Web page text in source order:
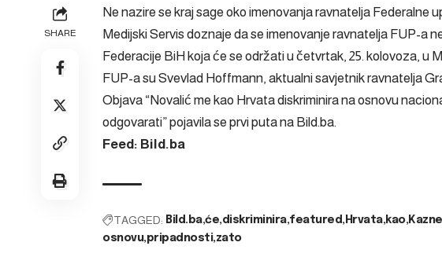
SHARE
Ne nazire se kraj sage oko imenovanja ravnatelja Federalne
Medijski Servis doznaje da se imenovanje ravnatelja FUP-a
Federacije BiH koja će se održati u četvrtak, 25. kolovoza, u
FUP-a su Svevlad Hoffmann, aktualni savjetnik ravnatelja
Objava “Novalić me kao Hrvata diskriminira na osnovu
odgovarati”pojavila se prvi puta na Bild.ba.
Feed: Bild.ba
TAGGED: Bild.ba će diskriminira featured Hrvata kao
osnovu pripadnosti zato